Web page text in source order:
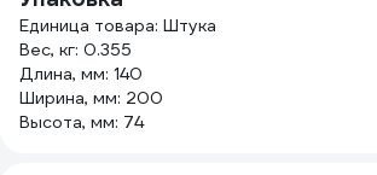
Единица товара: Штука
Вес, кг: 0.355
Длина, мм: 140
Ширина, мм: 200
Высота, мм: 74